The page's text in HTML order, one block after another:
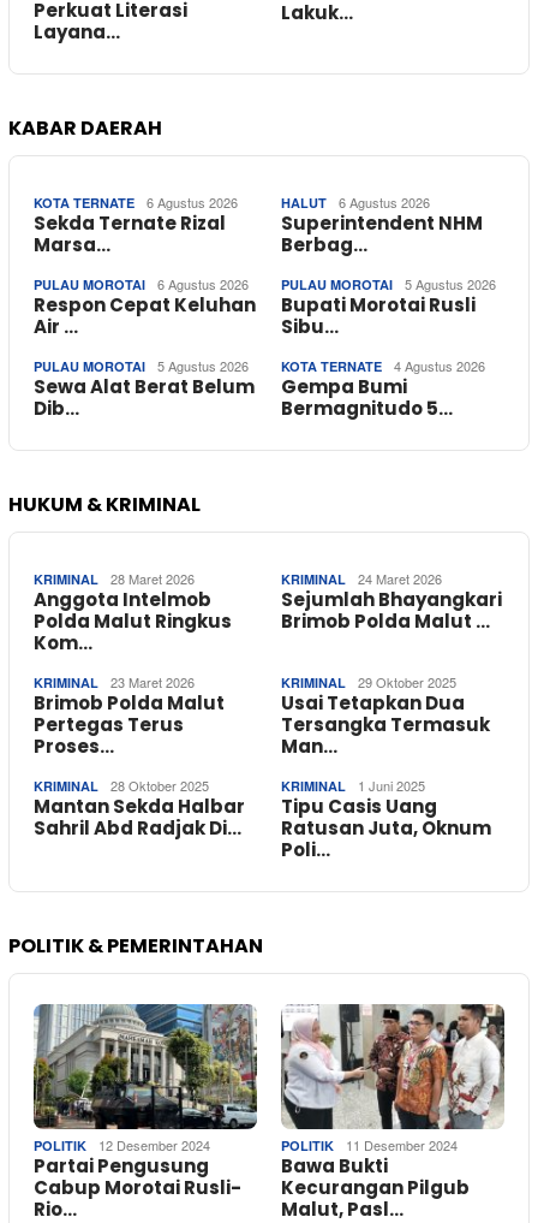
Perkuat Literasi
Layana…
Lakuk…
KABAR DAERAH
KOTA TERNATE 6 Agustus 2026
Sekda Ternate Rizal
Marsa…
HALUT 6 Agustus 2026
Superintendent NHM
Berbag…
PULAU MOROTAI 6 Agustus 2026
Respon Cepat Keluhan
Air …
PULAU MOROTAI 5 Agustus 2026
Bupati Morotai Rusli
Sibu…
PULAU MOROTAI 5 Agustus 2026
Sewa Alat Berat Belum
Dib…
KOTA TERNATE 4 Agustus 2026
Gempa Bumi
Bermagnitudo 5…
HUKUM & KRIMINAL
KRIMINAL 28 Maret 2026
Anggota Intelmob
Polda Malut Ringkus
Kom…
KRIMINAL 24 Maret 2026
Sejumlah Bhayangkari
Brimob Polda Malut …
KRIMINAL 23 Maret 2026
Brimob Polda Malut
Pertegas Terus
Proses…
KRIMINAL 29 Oktober 2025
Usai Tetapkan Dua
Tersangka Termasuk
Man…
KRIMINAL 28 Oktober 2025
Mantan Sekda Halbar
Sahril Abd Radjak Di…
KRIMINAL 1 Juni 2025
Tipu Casis Uang
Ratusan Juta, Oknum
Poli…
POLITIK & PEMERINTAHAN
POLITIK 12 Desember 2024
Partai Pengusung
Cabup Morotai Rusli-
Rio…
POLITIK 11 Desember 2024
Bawa Bukti
Kecurangan Pilgub
Malut, Pasl…